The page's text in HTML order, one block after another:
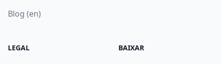
Blog (en)
LEGAL BAIXAR